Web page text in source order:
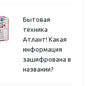
Бытовая
техника
Атлант! Какая
информация
зашифрована в
названии?